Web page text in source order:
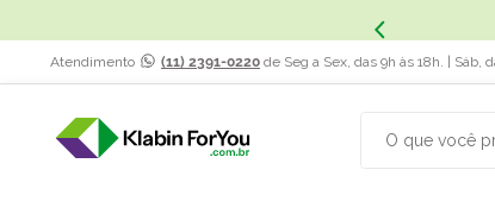
Atendimento (11) 2391-0220 de Seg a Sex, das 9h às 18h. | Sáb,